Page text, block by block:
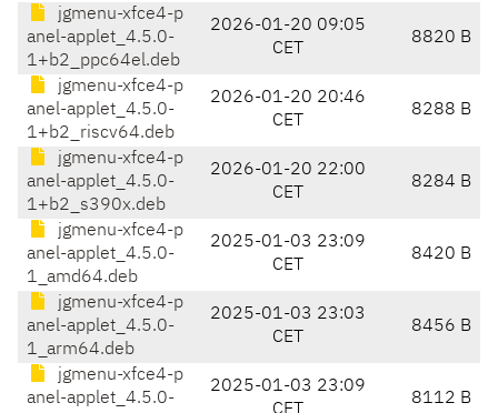
jgmenu-xfce4-p
anel-applet_4.5.0-
1+b2_ppc64el.deb
2026-01-20 09:05
CET
8820 B
jgmenu-xfce4-p
anel-applet_4.5.0-
1+b2_riscv64.deb
2026-01-20 20:46
CET
8288 B
jgmenu-xfce4-p
anel-applet_4.5.0-
1+b2_s390x.deb
2026-01-20 22:00
CET
8284 B
jgmenu-xfce4-p
anel-applet_4.5.0-
1_amd64.deb
2025-01-03 23:09
CET
8420 B
jgmenu-xfce4-p
anel-applet_4.5.0-
1_arm64.deb
2025-01-03 23:03
CET
8456 B
jgmenu-xfce4-p
anel-applet_4.5.0-
2025-01-03 23:09
8112 B